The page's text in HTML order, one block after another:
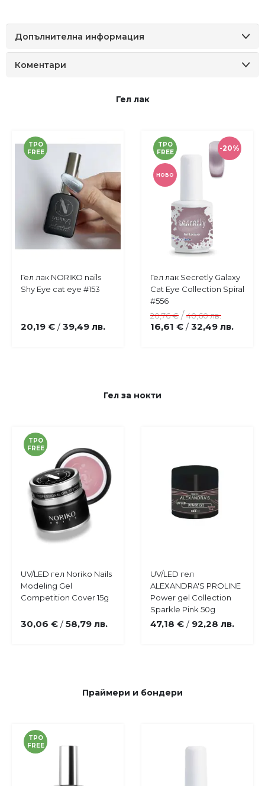
Допълнителна информация
Коментари
Гел лак
TPO
FREE
Добави
в
Купи
Гел лак NORIKO nails
Shy Eye cat eye #153
20,19 € / 39,49 лв.
-20%
TPO
FREE
НОВО
Добави
в
Купи
Гел лак Secretly Galaxy
Cat Eye Collection Spiral
#556
16,61 € / 32,49 лв.
20,76 € / 40,60 лв.
Гел за нокти
TPO
FREE
любими
Купи
UV/LED гел Noriko Nails
Modeling Gel
Competition Cover 15g
30,06 € / 58,79 лв.
Добави
в
любими
UV/LED гел
ALEXANDRA'S PROLINE
Power gel Collection
Sparkle Pink 50g
47,18 € / 92,28 лв.
Праймери и бондери
TPO
FREE